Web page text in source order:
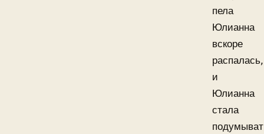
пела
Юлианна
вскоре
распалась,
и
Юлианна
стала